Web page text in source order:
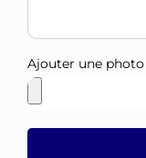
Ajouter une photo